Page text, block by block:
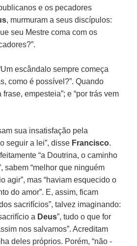
e os pecadores
, murmuram a seus discípulos:
seu Mestre coma com os
escândalo sempre começa
como é possível?”. Quando
empesteia”; e “por trás vem
sua insatisfação pela
seguir a lei”, disse Francisco.
“a Doutrina, o caminho
sabem “melhor que ninguém
agir”, mas “haviam esquecido o
do amor”. E, assim, ficam
sacrifícios”, talvez imaginando:
a Deus”, tudo o que for
nos salvamos”. Acreditam
deles próprios. Porém, “não -